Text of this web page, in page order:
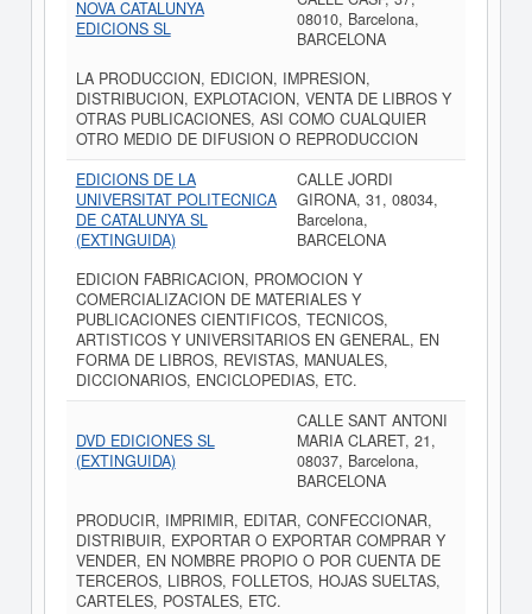
NOVA CATALUNYA
EDICIONS SL
08010, Barcelona,
BARCELONA
LA PRODUCCION, EDICION, IMPRESION,
DISTRIBUCION, EXPLOTACION, VENTA DE LIBROS Y
OTRAS PUBLICACIONES, ASI COMO CUALQUIER
OTRO MEDIO DE DIFUSION O REPRODUCCION
EDICIONS DE LA
UNIVERSITAT POLITECNICA
DE CATALUNYA SL
(EXTINGUIDA)
CALLE JORDI
GIRONA, 31, 08034,
Barcelona,
BARCELONA
EDICION FABRICACION, PROMOCION Y
COMERCIALIZACION DE MATERIALES Y
PUBLICACIONES CIENTIFICOS, TECNICOS,
ARTISTICOS Y UNIVERSITARIOS EN GENERAL, EN
FORMA DE LIBROS, REVISTAS, MANUALES,
DICCIONARIOS, ENCICLOPEDIAS, ETC.
DVD EDICIONES SL
(EXTINGUIDA)
CALLE SANT ANTONI
MARIA CLARET, 21,
08037, Barcelona,
BARCELONA
PRODUCIR, IMPRIMIR, EDITAR, CONFECCIONAR,
DISTRIBUIR, EXPORTAR O EXPORTAR COMPRAR Y
VENDER, EN NOMBRE PROPIO O POR CUENTA DE
TERCEROS, LIBROS, FOLLETOS, HOJAS SUELTAS,
CARTELES, POSTALES, ETC.